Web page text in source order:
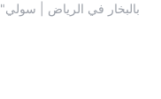
بالبخار في الرياض | سولي"